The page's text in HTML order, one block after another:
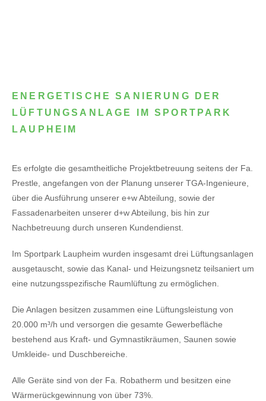
ENERGETISCHE SANIERUNG DER
LÜFTUNGSANLAGE IM SPORTPARK
LAUPHEIM
Es erfolgte die gesamtheitliche Projektbetreuung seitens der Fa.
Prestle, angefangen von der Planung unserer TGA-Ingenieure,
über die Ausführung unserer e+w Abteilung, sowie der
Fassadenarbeiten unserer d+w Abteilung, bis hin zur
Nachbetreuung durch unseren Kundendienst.
Im Sportpark Laupheim wurden insgesamt drei Lüftungsanlagen
ausgetauscht, sowie das Kanal- und Heizungsnetz teilsaniert um
eine nutzungsspezifische Raumlüftung zu ermöglichen.
Die Anlagen besitzen zusammen eine Lüftungsleistung von
20.000 m³/h und versorgen die gesamte Gewerbefläche
bestehend aus Kraft- und Gymnastikräumen, Saunen sowie
Umkleide- und Duschbereiche.
Alle Geräte sind von der Fa. Robatherm und besitzen eine
Wärmerückgewinnung von über 73%.